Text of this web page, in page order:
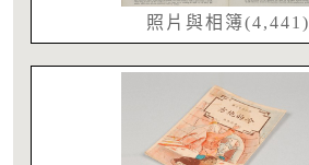
照片與相簿(4,441)